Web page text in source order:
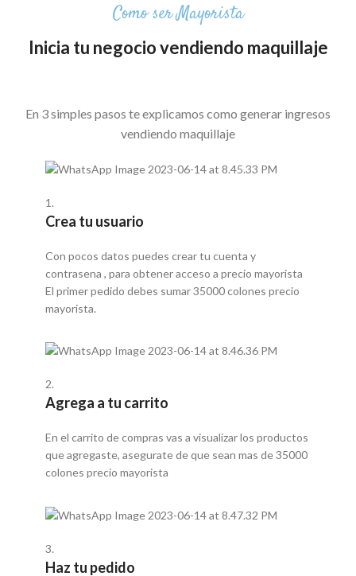
Como ser Mayorista
Inicia tu negocio vendiendo maquillaje
En 3 simples pasos te explicamos como generar ingresos
vendiendo maquillaje
1.
Crea tu usuario
Con pocos datos puedes crear tu cuenta y
contrasena , para obtener acceso a precio mayorista
El primer pedido debes sumar 35000 colones precio
mayorista.
2.
Agrega a tu carrito
En el carrito de compras vas a visualizar los productos
que agregaste, asegurate de que sean mas de 35000
colones precio mayorista
3.
Haz tu pedido